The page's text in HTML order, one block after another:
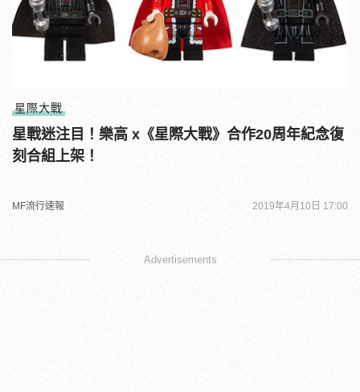
星際大戰
星戰迷注目！樂高 x《星際大戰》合作20周年紀念復
刻合組上架！
MF流行速報 2019年4月10日 17:00
Advertisements